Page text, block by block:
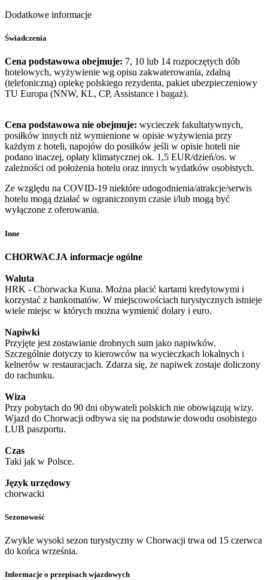
Dodatkowe informacje
Świadczenia
Cena podstawowa obejmuje: 7, 10 lub 14 rozpoczętych dób
hotelowych, wyżywienie wg opisu zakwaterowania, zdalną
(telefoniczną) opiekę polskiego rezydenta, pakiet ubezpieczeniowy
TU Europa (NNW, KL, CP, Assistance i bagaż).
Cena podstawowa nie obejmuje: wycieczek fakultatywnych,
posiłków innych niż wymienione w opisie wyżywienia przy
każdym z hoteli, napojów do posiłków jeśli w opisie hoteli nie
podano inaczej, opłaty klimatycznej ok. 1,5 EUR/dzień/os. w
zależności od położenia hotelu oraz innych wydatków osobistych.
Ze względu na COVID-19 niektóre udogodnienia/atrakcje/serwis
hotelu mogą działać w ograniczonym czasie i/lub mogą być
wyłączone z oferowania.
Inne
CHORWACJA informacje ogólne
Waluta
HRK - Chorwacka Kuna. Można płacić kartami kredytowymi i
korzystać z bankomatów. W miejscowościach turystycznych istnieje
wiele miejsc w których można wymienić dolary i euro.
Napiwki
Przyjęte jest zostawianie drobnych sum jako napiwków.
Szczególnie dotyczy to kierowców na wycieczkach lokalnych i
kelnerów w restauracjach. Zdarza się, że napiwek zostaje doliczony
do rachunku.
Wiza
Przy pobytach do 90 dni obywateli polskich nie obowiązują wizy.
Wjazd do Chorwacji odbywa się na podstawie dowodu osobistego
LUB paszportu.
Czas
Taki jak w Polsce.
Język urzędowy
chorwacki
Sezonowość
Zwykle wysoki sezon turystyczny w Chorwacji trwa od 15 czerwca
do końca września.
Informacje o przepisach wjazdowych